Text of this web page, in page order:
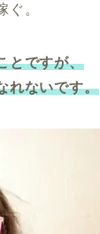
ぐ。
とですが、
れないです。